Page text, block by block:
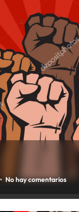
Abr 14, 2025